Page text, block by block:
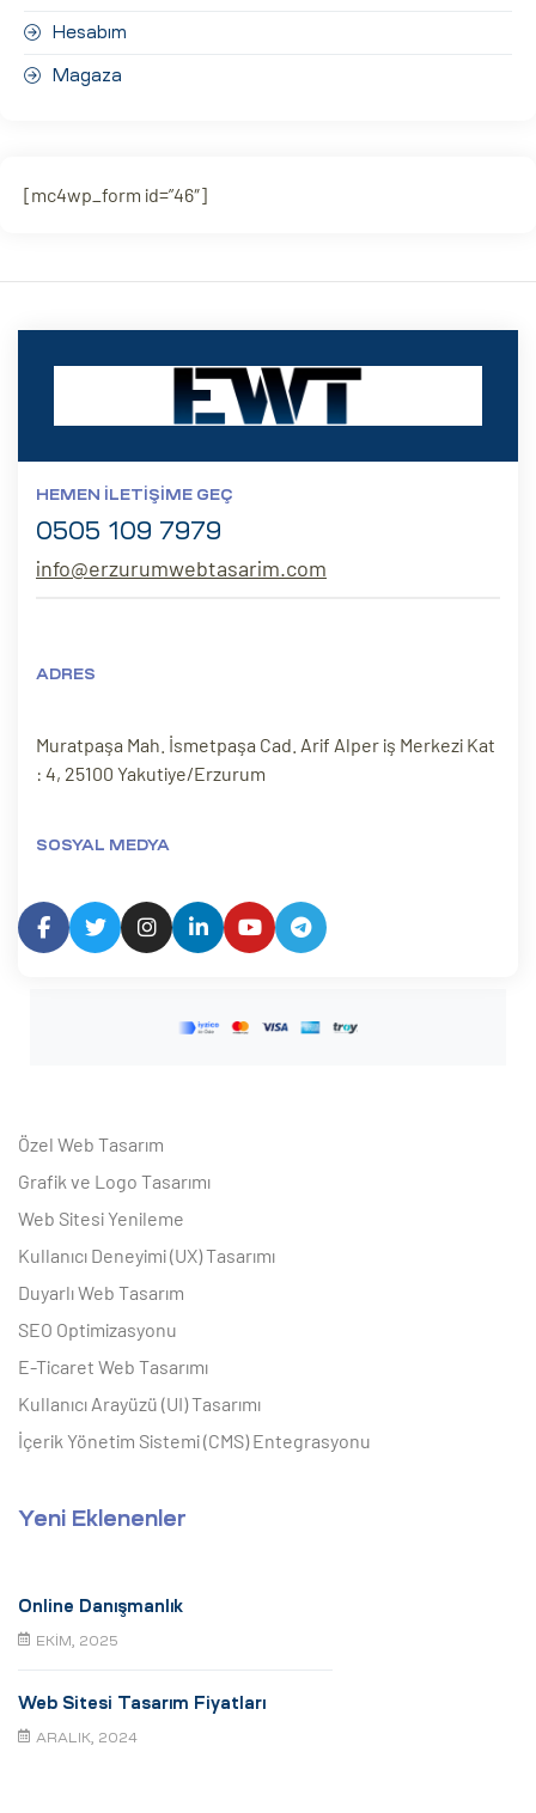
Hesabım
Magaza
[mc4wp_form id=”46″]
HEMEN İLETIŞIME GEÇ
0505 109 7979
info@erzurumwebtasarim.com
ADRES
Muratpaşa Mah. İsmetpaşa Cad. Arif Alper iş Merkezi Kat
: 4, 25100 Yakutiye/Erzurum
SOSYAL MEDYA
Özel Web Tasarım
Grafik ve Logo Tasarımı
Web Sitesi Yenileme
Kullanıcı Deneyimi (UX) Tasarımı
Duyarlı Web Tasarım
SEO Optimizasyonu
E-Ticaret Web Tasarımı
Kullanıcı Arayüzü (UI) Tasarımı
İçerik Yönetim Sistemi (CMS) Entegrasyonu
Yeni Eklenenler
Online Danışmanlık
EKIM, 2025
Web Sitesi Tasarım Fiyatları
ARALIK, 2024